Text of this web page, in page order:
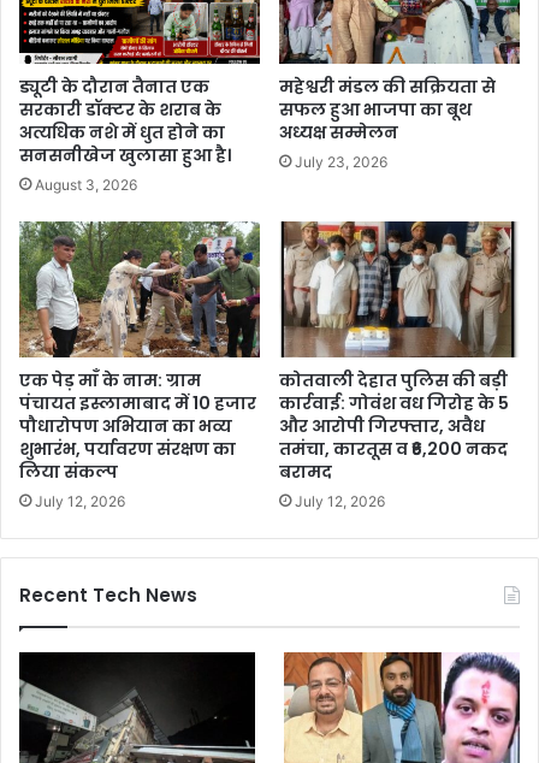
ड्यूटी के दौरान तैनात एक
सरकारी डॉक्टर के शराब के
अत्यधिक नशे में धुत होने का
सनसनीखेज खुलासा हुआ है।
August 3, 2026
महेश्वरी मंडल की सक्रियता से
सफल हुआ भाजपा का बूथ
अध्यक्ष सम्मेलन
July 23, 2026
एक पेड़ माँ के नाम: ग्राम
पंचायत इस्लामाबाद में 10 हजार
पौधारोपण अभियान का भव्य
शुभारंभ, पर्यावरण संरक्षण का
लिया संकल्प
July 12, 2026
कोतवाली देहात पुलिस की बड़ी
कार्रवाई: गोवंश वध गिरोह के 5
और आरोपी गिरफ्तार, अवैध
तमंचा, कारतूस व ₹6,200 नकद
बरामद
July 12, 2026
Recent Tech News